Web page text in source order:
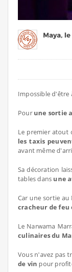
Impossible d'être
Pour une sortie
Le premier atout
les taxis
avant même
Sa décoration
tables dans une
Car une sortie
cracheur de feu
Le Narwama
culinaires du
Vous n'avez pas
de vin pour